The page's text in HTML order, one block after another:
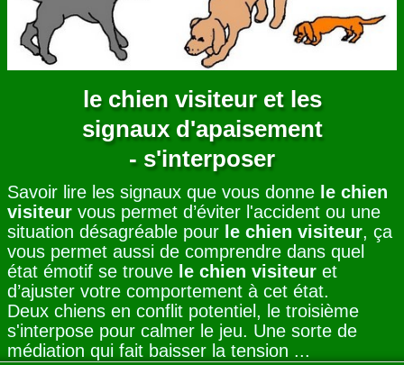
CONTACT
le chien visiteur et les
signaux d'apaisement
- s'interposer
Savoir lire les signaux que vous donne le chien
visiteur vous permet d’éviter l'accident ou une
situation désagréable pour le chien visiteur, ça
vous permet aussi de comprendre dans quel
état émotif se trouve le chien visiteur et
d’ajuster votre comportement à cet état.
Deux chiens en conflit potentiel, le troisième
s'interpose pour calmer le jeu. Une sorte de
médiation qui fait baisser la tension ...